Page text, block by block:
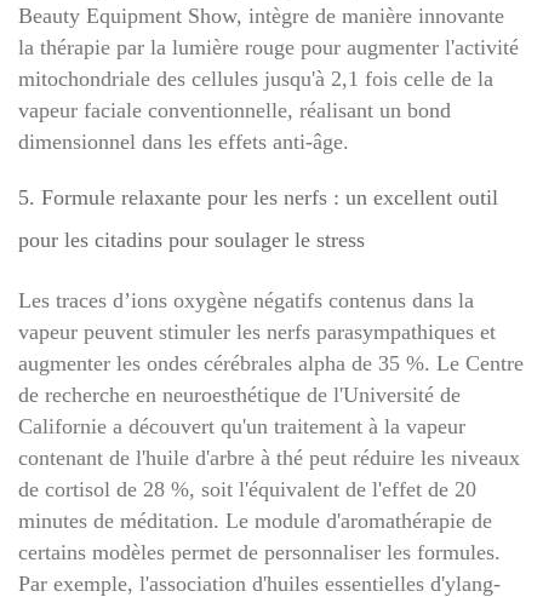
Beauty Equipment Show, intègre de manière innovante
la thérapie par la lumière rouge pour augmenter l'activité
mitochondriale des cellules jusqu'à 2,1 fois celle de la
vapeur faciale conventionnelle, réalisant un bond
dimensionnel dans les effets anti-âge.
5. Formule relaxante pour les nerfs : un excellent outil
pour les citadins pour soulager le stress
Les traces d’ions oxygène négatifs contenus dans la
vapeur peuvent stimuler les nerfs parasympathiques et
augmenter les ondes cérébrales alpha de 35 %. Le Centre
de recherche en neuroesthétique de l'Université de
Californie a découvert qu'un traitement à la vapeur
contenant de l'huile d'arbre à thé peut réduire les niveaux
de cortisol de 28 %, soit l'équivalent de l'effet de 20
minutes de méditation. Le module d'aromathérapie de
certains modèles permet de personnaliser les formules.
Par exemple, l'association d'huiles essentielles d'ylang-